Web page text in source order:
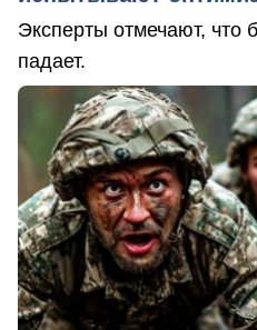
Эксперты отмечают, что
падает.